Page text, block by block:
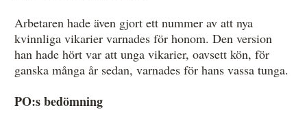
Arbetaren hade även gjort ett nummer av att nya
kvinnliga vikarier varnades för honom. Den version
han hade hört var att unga vikarier, oavsett kön, för
ganska många år sedan, varnades för hans vassa tunga.
PO:s bedömning